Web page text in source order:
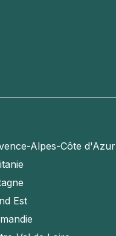
Alpes-Côte d'Azur
Est